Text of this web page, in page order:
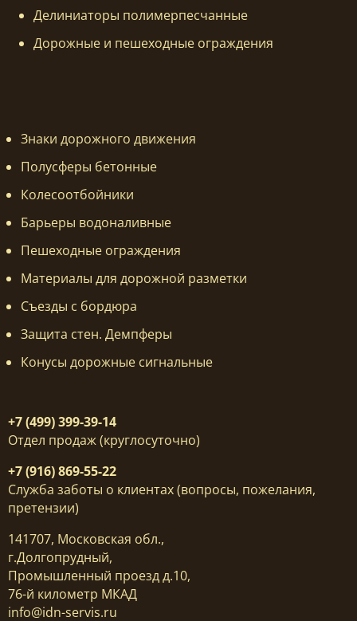
Делиниаторы полимерпесчанные
Дорожные и пешеходные ограждения
Знаки дорожного движения
Полусферы бетонные
Колесоотбойники
Барьеры водоналивные
Пешеходные ограждения
Материалы для дорожной разметки
Съезды с бордюра
Защита стен. Демпферы
Конусы дорожные сигнальные
+7 (499) 399-39-14
Отдел продаж (круглосуточно)
+7 (916) 869-55-22
Служба заботы о клиентах (вопросы, пожелания,
претензии)
141707, Московская обл.,
г.Долгопрудный,
Промышленный проезд д.10,
76-й километр МКАД
info@idn-servis.ru